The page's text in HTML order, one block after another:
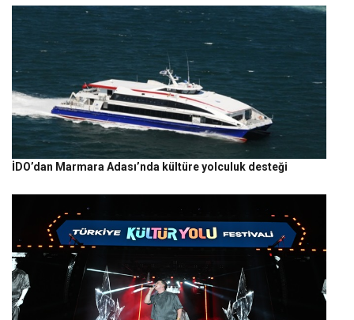
İDO’dan Marmara Adası’nda kültüre yolculuk desteği